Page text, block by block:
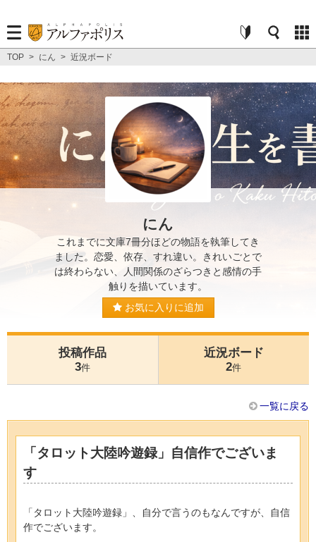
TOP > にん > 近況ボード
にん
これまでに文庫7冊分ほどの物語を執筆してき
ました。恋愛、依存、すれ違い。きれいごとで
は終わらない、人間関係のざらつきと感情の手
触りを描いています。
お気に入りに追加
投稿作品
3件
近況ボード
2件
一覧に戻る
「タロット大陸吟遊録」自信作でございま
す
「タロット大陸吟遊録」、自分で言うのもなんですが、自信
作でございます。